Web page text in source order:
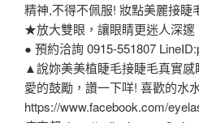
精神,不得不佩服! 妝點美麗接睫
★放大雙眼，讓眼睛更迷人深邃
● 預約洽詢 0915-551807
▲說妳美美植睫毛接睫毛真實感
愛的鼓勵，讚一下咩! 喜歡的水
https://www.facebook.com/